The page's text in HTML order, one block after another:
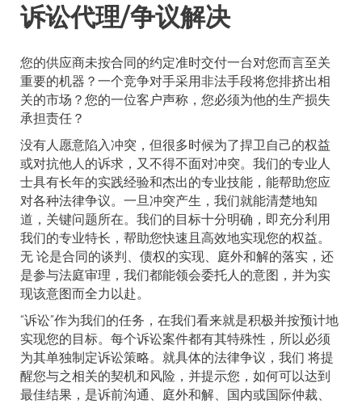
诉讼代理/争议解决
您的供应商未按合同的约定准时交付一台对您而言至关
重要的机器？一个竞争对手采用非法手段将您排挤出相
关的市场？您的一位客户声称，您必须为他的生产损失
承担责任？
没有人愿意陷入冲突，但很多时候为了捍卫自己的权益
或对抗他人的诉求，又不得不面对冲突。我们的专业人
士具有长年的实践经验和杰出的专业技能，能帮助您应
对各种法律争议。一旦冲突产生，我们就能清楚地知
道，关键问题所在。我们的目标十分明确，即充分利用
我们的专业特长，帮助您快速且高效地实现您的权益。
无 论是合同的谈判、债权的实现、庭外和解的落实，还
是参与法庭审理，我们都能领会委托人的意图，并为实
现该意图而全力以赴。
“诉讼”作为我们的任务，在我们看来就是积极并按预计地
实现您的目标。每个诉讼案件都有其特殊性，所以必须
为其单独制定诉讼策略。就具体的法律争议，我们 将提
醒您与之相关的契机和风险，并提示您，如何可以达到
最佳结果，是诉前沟通、庭外和解、国内或国际仲裁、